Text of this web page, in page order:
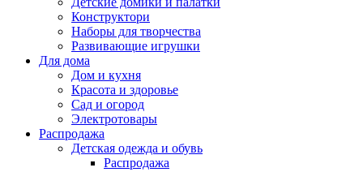
Конструктори
Наборы для творчества
Развивающие игрушки
Для дома
Дом и кухня
Красота и здоровье
Сад и огород
Электротовары
Распродажа
Детская одежда и обувь
Распродажа